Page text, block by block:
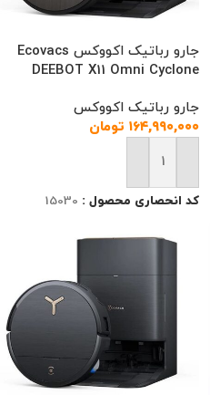
جارو رباتیک اکووکس Ecovacs
DEEBOT X11 Omni Cyclone
جارو رباتیک اکووکس
۱۶۴,۹۹۰,۰۰۰ تومان
افزودن به سبد خرید
کد انحصاری محصول : 15030